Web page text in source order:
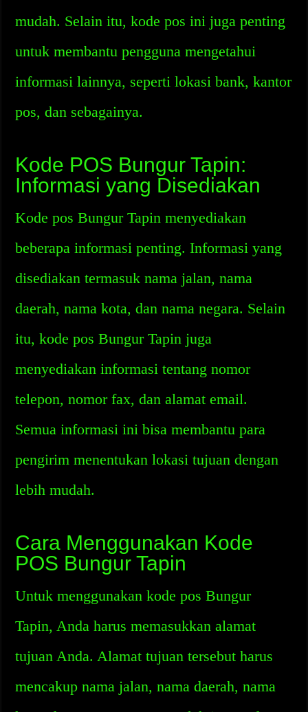
mudah. Selain itu, kode pos ini juga penting
untuk membantu pengguna mengetahui
informasi lainnya, seperti lokasi bank, kantor
pos, dan sebagainya.
Kode POS Bungur Tapin:
Informasi yang Disediakan
Kode pos Bungur Tapin menyediakan
beberapa informasi penting. Informasi yang
disediakan termasuk nama jalan, nama
daerah, nama kota, dan nama negara. Selain
itu, kode pos Bungur Tapin juga
menyediakan informasi tentang nomor
telepon, nomor fax, dan alamat email.
Semua informasi ini bisa membantu para
pengirim menentukan lokasi tujuan dengan
lebih mudah.
Cara Menggunakan Kode
POS Bungur Tapin
Untuk menggunakan kode pos Bungur
Tapin, Anda harus memasukkan alamat
tujuan Anda. Alamat tujuan tersebut harus
mencakup nama jalan, nama daerah, nama